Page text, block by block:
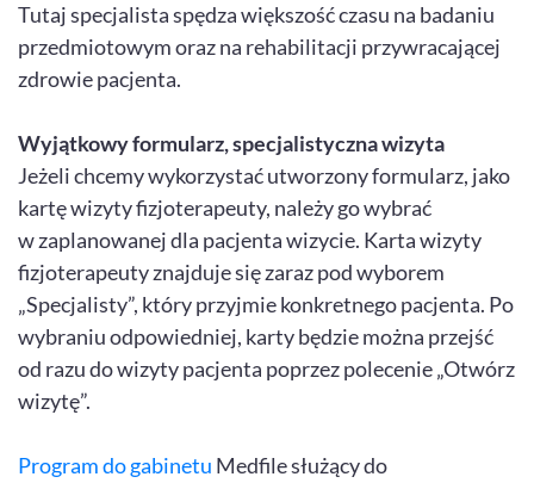
Tutaj specjalista spędza większość czasu na badaniu
przedmiotowym oraz na rehabilitacji przywracającej
zdrowie pacjenta.
Wyjątkowy formularz, specjalistyczna wizyta
Jeżeli chcemy wykorzystać utworzony formularz, jako
kartę wizyty fizjoterapeuty, należy go wybrać
w zaplanowanej dla pacjenta wizycie. Karta wizyty
fizjoterapeuty znajduje się zaraz pod wyborem
„Specjalisty”, który przyjmie konkretnego pacjenta. Po
wybraniu odpowiedniej, karty będzie można przejść
od razu do wizyty pacjenta poprzez polecenie „Otwórz
wizytę”.
Program do gabinetu Medfile służący do